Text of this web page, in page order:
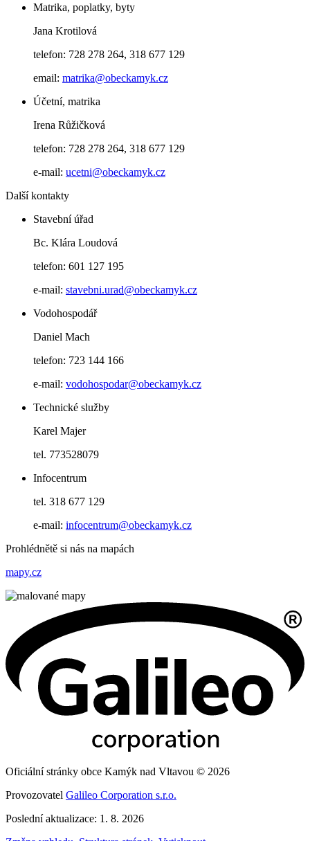
Matrika, poplatky, byty
Jana Krotilová
telefon: 728 278 264, 318 677 129
email: matrika@obeckamyk.cz
Účetní, matrika
Irena Růžičková
telefon: 728 278 264, 318 677 129
e-mail: ucetni@obeckamyk.cz
Další kontakty
Stavební úřad
Bc. Klára Loudová
telefon: 601 127 195
e-mail: stavebni.urad@obeckamyk.cz
Vodohospodář
Daniel Mach
telefon: 723 144 166
e-mail: vodohospodar@obeckamyk.cz
Technické služby
Karel Majer
tel. 773528079
Infocentrum
tel. 318 677 129
e-mail: infocentrum@obeckamyk.cz
Prohlédnětě si nás na mapách
mapy.cz
Oficiální stránky obce Kamýk nad Vltavou © 2026
Provozovatel Galileo Corporation s.r.o.
Poslední aktualizace: 1. 8. 2026